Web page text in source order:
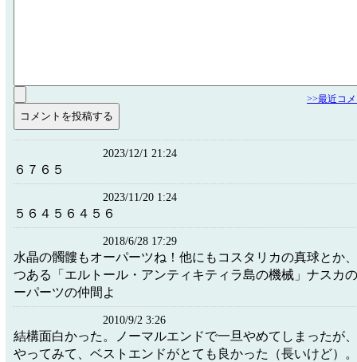
>>最近コ
2023/12/1 21:24
６７６５
2023/11/20 1:24
５６４５６４５６
2018/6/28 17:29
水晶の髑髏もオーパーツね！他にもコスタリカの真球とか
つある「エルトール・アンティキティラ島の機械」ナスカ
ーパーツの仲間よ
2010/9/2 3:26
結構面白かった。ノーマルエンドで一旦やめてしまったが
やってみて、ベストエンドがとても良かった（長いけど）